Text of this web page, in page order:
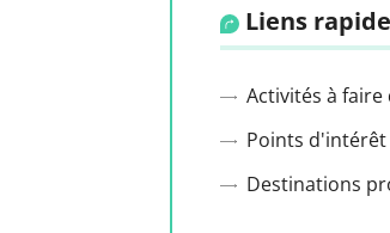
Liens
Activités à
Points
Destinations